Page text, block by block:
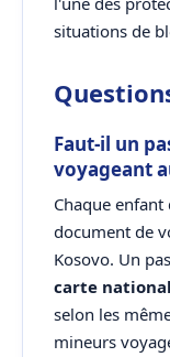
situations de
Faut-il un
voyageant
Chaque
document de
Kosovo. Un
carte
selon les
mineurs